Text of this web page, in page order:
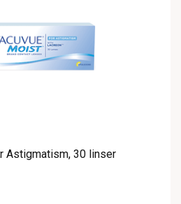
Astigmatism, 30 linser